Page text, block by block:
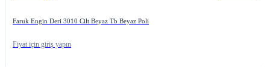
Faruk Engin Deri 3010 Cilt Beyaz Tb Beyaz Poli
Fiyat için giriş yapın